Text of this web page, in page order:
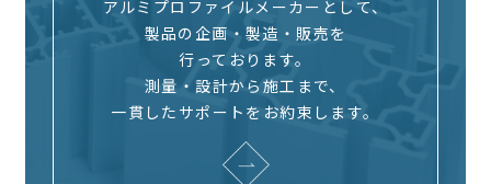
アルミプロファイルメーカーとして、
製品の企画・製造・販売を
行っております。
測量・設計から施工まで、
一貫したサポートをお約束します。